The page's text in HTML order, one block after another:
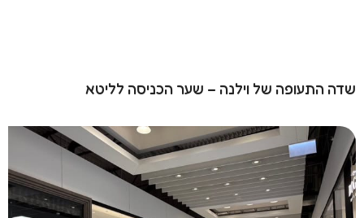
שדה התעופה של וילנה – שער הכניסה לליטא